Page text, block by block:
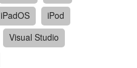
iPadOS
iPod
Visual Studio